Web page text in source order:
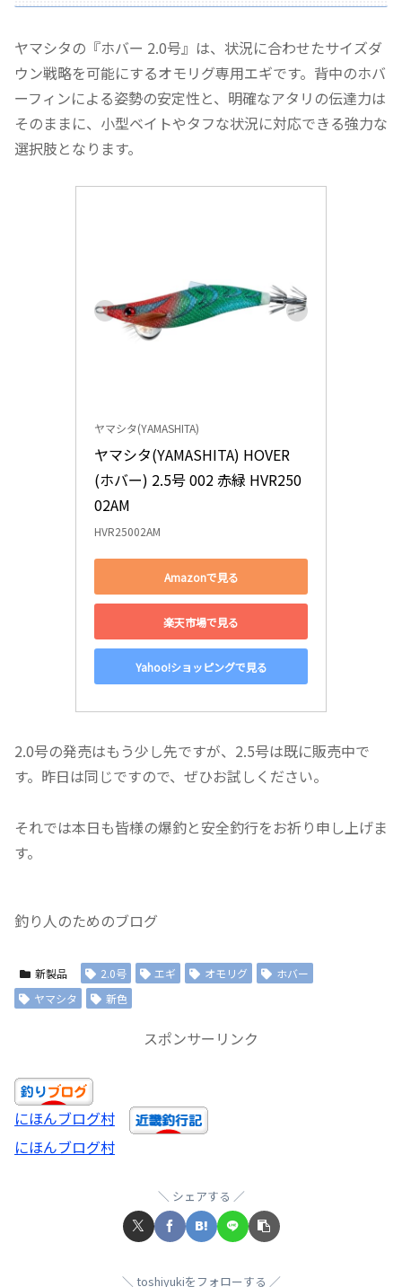
ヤマシタの『ホバー 2.0号』は、状況に合わせたサイズダ
ウン戦略を可能にするオモリグ専用エギです。背中のホバ
ーフィンによる姿勢の安定性と、明確なアタリの伝達力は
そのままに、小型ベイトやタフな状況に対応できる強力な
選択肢となります。
ヤマシタ(YAMASHITA)
ヤマシタ(YAMASHITA) HOVER
(ホバー) 2.5号 002 赤緑 HVR250
02AM
HVR25002AM
Amazonで見る
楽天市場で見る
Yahoo!ショッピングで見る
2.0号の発売はもう少し先ですが、2.5号は既に販売中で
す。昨日は同じですので、ぜひお試しください。
それでは本日も皆様の爆釣と安全釣行をお祈り申し上げま
す。
釣り人のためのブログ
新製品 2.0号 エギ オモリグ
ホバー
ヤマシタ
新色
スポンサーリンク
にほんブログ村
にほんブログ村
シェアする
toshiyukiをフォローする